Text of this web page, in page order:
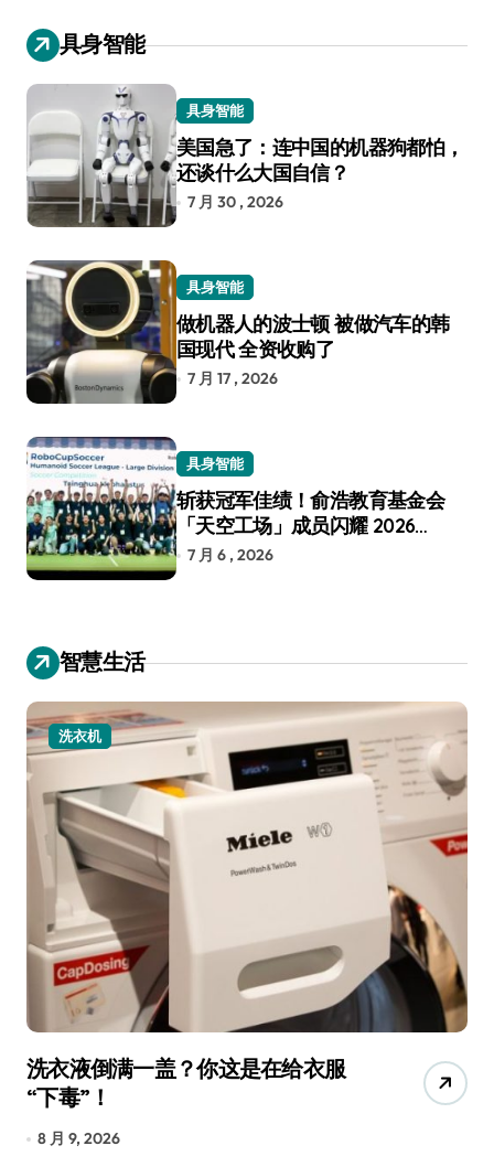
具身智能
具身智能
美国急了：连中国的机器狗都怕，
还谈什么大国自信？
7 月 30 , 2026
具身智能
做机器人的波士顿 被做汽车的韩
国现代 全资收购了
7 月 17 , 2026
具身智能
斩获冠军佳绩！俞浩教育基金会
「天空工场」成员闪耀 2026
RoboCup 机器人世界杯
7 月 6 , 2026
智慧生活
小家电
宠物美容吸尘器，是智商税还是真
香？实测告诉你
8 月 9, 2026